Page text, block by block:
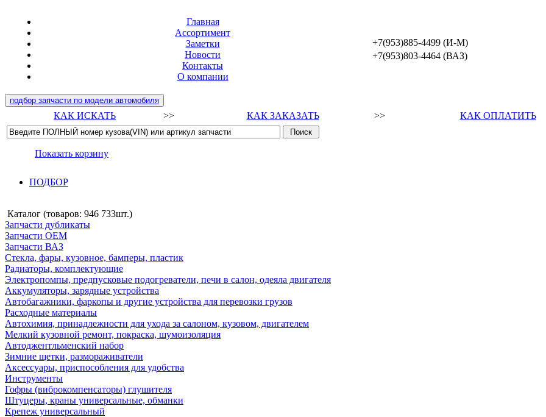
Главная
Ассортимент
Заметки
Новости
Контакты
О компании
+7(953)885-4499 (И-М)
+7(953)803-4464 (ВАЗ)
подбор запчасти по модели автомобиля
КАК ИСКАТЬ >> КАК ЗАКАЗАТЬ >> КАК ОПЛАТИТЬ
Показать корзину
ПОДБОР
Каталог (товаров: 946 733шт.)
Запчасти дубликаты
Запчасти ОЕМ
Запчасти ВАЗ
Стекла, фары, кузовное, бамперы, пластик
Радиаторы, комплектующие
Электропомпы, предпусковые подогреватели, печи в салон, одеяла двигателя
Аккумуляторы, зарядные устройства
Автобагажники, фаркопы и другие устройства для перевозки грузов
Расходные материалы
Автохимия, принадлежности для ухода за салоном, кузовом, двигателем
Мелкий кузовной ремонт, покраска, шумоизоляция
Автоджентльменский набор
Зимние щетки, размораживатели
Аксессуары, приспособления для удобства
Инструменты
Гофры (виброкомпенсаторы) глушителя
Штуцеры, краны универсальные, обманки
Крепеж универсальный